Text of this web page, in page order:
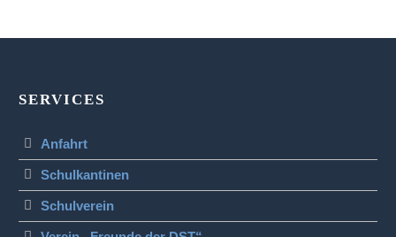
SERVICES
Anfahrt
Schulkantinen
Schulverein